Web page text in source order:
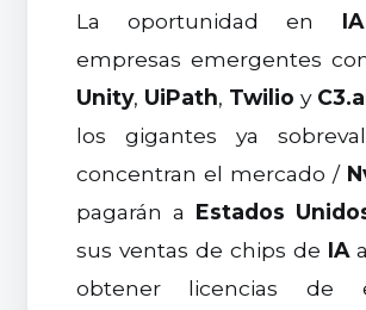
La oportunidad en IA
empresas emergentes
Unity, UiPath, Twilio y
los gigantes ya
concentran el mercado /
pagarán a Estados
sus ventas de chips de IAa
obtener licencias de